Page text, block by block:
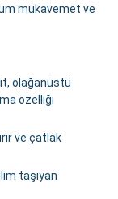
mukavemet ve
olağanüstü
özelliği
ve çatlak
taşıyan